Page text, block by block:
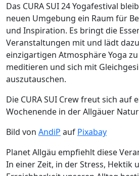
Das CURA SUI 24 Yogafestival
neuen Umgebung ein Raum für
und Inspiration. Es bringt die
Veranstaltungen mit und lädt
einzigartigen Atmosphäre Yoga
meditieren und sich mit
auszutauschen.
Die CURA SUI Crew freut sich auf
Wochenende in der Allgäuer
Bild von AndiP auf Pixabay
Planet Allgäu empfiehlt diese
In einer Zeit, in der Stress, Hektik